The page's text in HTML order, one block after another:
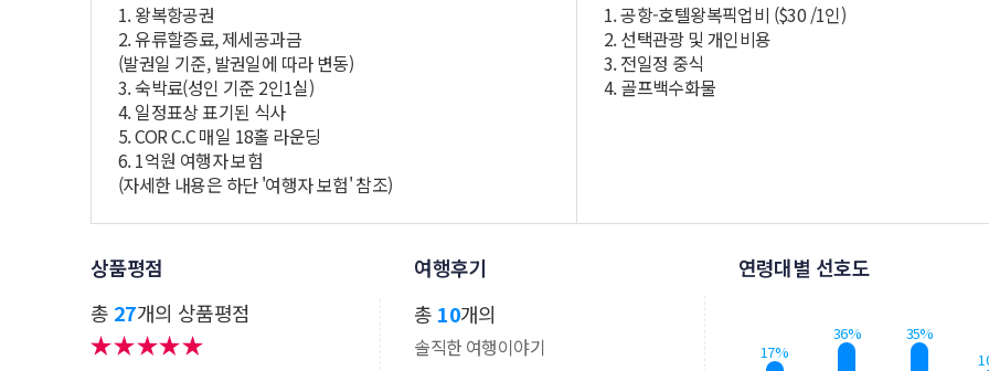
1. 왕복항공권
2. 유류할증료, 제세공과금
(발권일 기준, 발권일에 따라 변동)
3. 숙박료(성인 기준 2인1실)
4. 일정표상 표기된 식사
5. COR C.C 매일 18홀 라운딩
6. 1억원 여행자 보험
(자세한 내용은 하단 '여행자 보험' 참조)
1. 공항-호텔왕복픽업비 ($30 /1인)
2. 선택관광 및 개인비용
3. 전일정 중식
4. 골프백수화물
상품평점
총 27개의 상품평점
여행후기
총 10개의
솔직한 여행이야기
연령대별 선호도
17%
36% 35%